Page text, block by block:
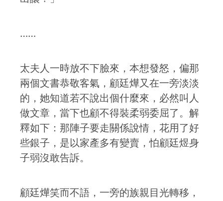
……
太夫人一時放不下臉來，本想發怒，偏那
兩個文書恭敬客氣，顧廷燁又在一旁淡淡
的，她知道若不說出個什麼來，必然叫人
做文章，當下也顧不得裝柔弱委屈了。解
釋如下：那陣子要走關係說情，花用了好
些銀子，是以家產多有變賣，怕顧廷煜身
子弱沒敢告訴。
顧廷燁笑而不語，一旁的族親目光轉移，